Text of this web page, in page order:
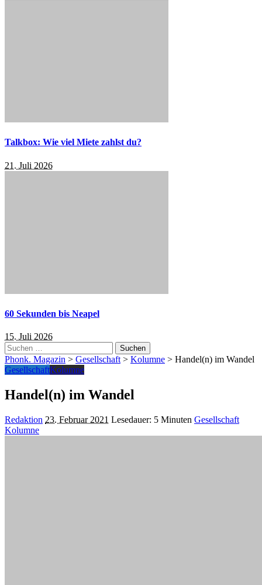
Talkbox: Wie viel Miete zahlst du?
21. Juli 2026
60 Sekunden bis Neapel
15. Juli 2026
Suchen
nach:
Phonk. Magazin > Gesellschaft > Kolumne > Handel(n) im Wandel
GesellschaftKolumne
Handel(n) im Wandel
Posted
by
Redaktion 23. Februar 2021 Lesedauer: 5 Minuten Gesellschaft
Kolumne